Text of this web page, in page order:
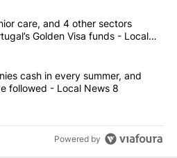
most commented articles in the last
power, senior care, and 4 other
care, and 4 other sectors
Golden Visa funds - Local
4 companies cash in every
cash in every summer, and
followed - Local News 8
Powered by